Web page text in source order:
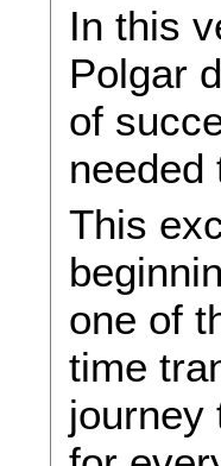
In this
Polgar
of
needed
This
one of
time
journey